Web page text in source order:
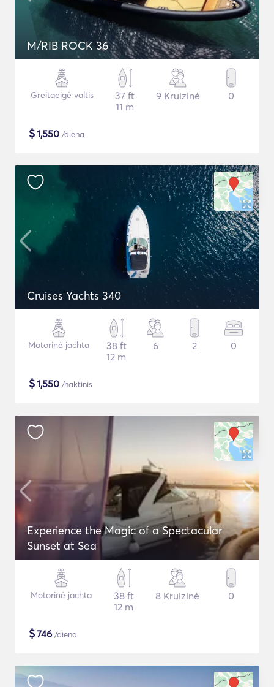
M/RIB ROCK 36
Greitaeigė valtis
37 ft
11 m
9 Kruizinė 0
$1,550 /diena
Cruises Yachts 340
Motorinė jachta
38 ft
12 m
6 2 0
$1,550 /naktinis
Experience the Magic of a Spectacular
Sunset at Sea
Motorinė jachta
38 ft
12 m
8 Kruizinė 0
$746 /diena